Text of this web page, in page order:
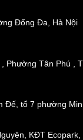
Đống Đa, Hà Nội
Phường Tân Phú ,
Đế, tổ 7 phường
KĐT Ecopark,